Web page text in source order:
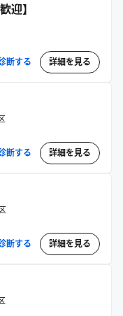
迎】
断する 詳細を見る
断する 詳細を見る
断する 詳細を見る